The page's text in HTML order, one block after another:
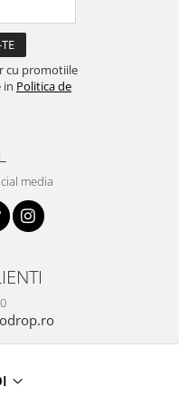
cu promotiile
in Politica de
media